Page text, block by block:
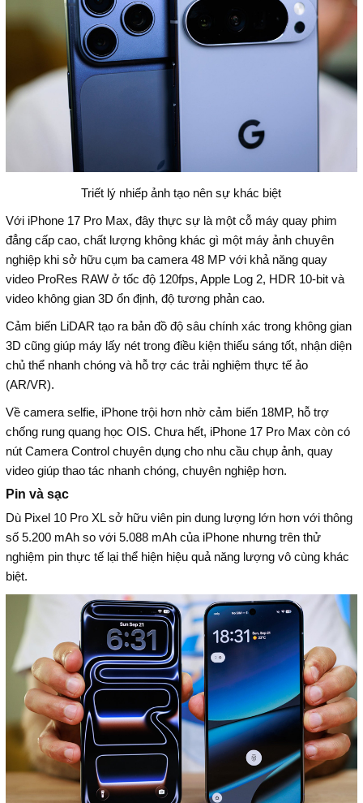
Triết lý nhiếp ảnh tạo nên sự khác biệt
Với iPhone 17 Pro Max, đây thực sự là một cỗ máy quay phim
đẳng cấp cao, chất lượng không khác gì một máy ảnh chuyên
nghiệp khi sở hữu cụm ba camera 48 MP với khả năng quay
video ProRes RAW ở tốc độ 120fps, Apple Log 2, HDR 10-bit và
video không gian 3D ổn định, độ tương phản cao.
Cảm biến LiDAR tạo ra bản đồ độ sâu chính xác trong không gian
3D cũng giúp máy lấy nét trong điều kiện thiếu sáng tốt, nhận diện
chủ thể nhanh chóng và hỗ trợ các trải nghiệm thực tế ảo
(AR/VR).
Về camera selfie, iPhone trội hơn nhờ cảm biến 18MP, hỗ trợ
chống rung quang học OIS. Chưa hết, iPhone 17 Pro Max còn có
nút Camera Control chuyên dụng cho nhu cầu chụp ảnh, quay
video giúp thao tác nhanh chóng, chuyên nghiệp hơn.
Pin và sạc
Dù Pixel 10 Pro XL sở hữu viên pin dung lượng lớn hơn với thông
số 5.200 mAh so với 5.088 mAh của iPhone nhưng trên thử
nghiệm pin thực tế lại thể hiện hiệu quả năng lượng vô cùng khác
biệt.